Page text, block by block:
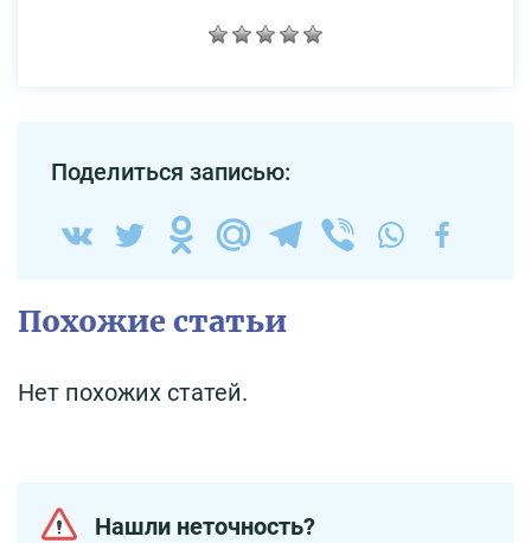
Поделиться записью:
Похожие статьи
Нет похожих статей.
Нашли неточность?